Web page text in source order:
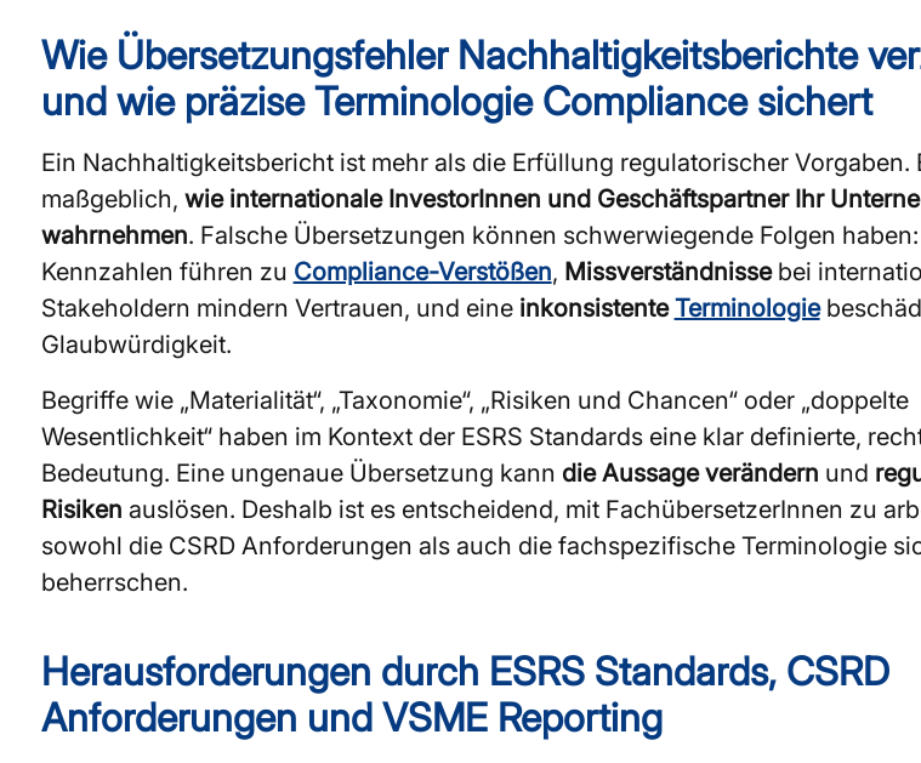
Wie Übersetzungsfehler Nachhaltigkeitsberichte
und wie präzise Terminologie Compliance sichert
Ein Nachhaltigkeitsbericht ist mehr als die Erfüllung regulatorischer Vorgaben.
maßgeblich, wie internationale InvestorInnen und Geschäftspartner Ihr
wahrnehmen. Falsche Übersetzungen können schwerwiegende Folgen
Kennzahlen führen zu Compliance-Verstößen, Missverständnissebei
Stakeholdern mindern Vertrauen, und eine inkonsistenteTerminologie
Glaubwürdigkeit.
Begriffe wie „Materialität“, „Taxonomie“, „Risiken und Chancen“ oder „doppelte
Wesentlichkeit“ haben im Kontext der ESRS Standards eine klar definierte,
Bedeutung. Eine ungenaue Übersetzung kann die Aussage verändern und
Risiken auslösen. Deshalb ist es entscheidend, mit FachübersetzerInnen zu
sowohl die CSRD Anforderungen als auch die fachspezifische Terminologie
beherrschen.
Herausforderungen durch ESRS Standards, CSRD
Anforderungen und VSME Reporting